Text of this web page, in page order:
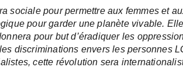
sociale pour permettre aux femmes et
pour garder une planète vivable.
pour but d’éradiquer les
discriminations envers les personnes
cette révolution sera